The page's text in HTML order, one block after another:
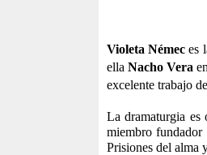
Violeta Némec es
ella Nacho Vera
excelente trabajo
La dramaturgia es
miembro fundador
Prisiones del alma